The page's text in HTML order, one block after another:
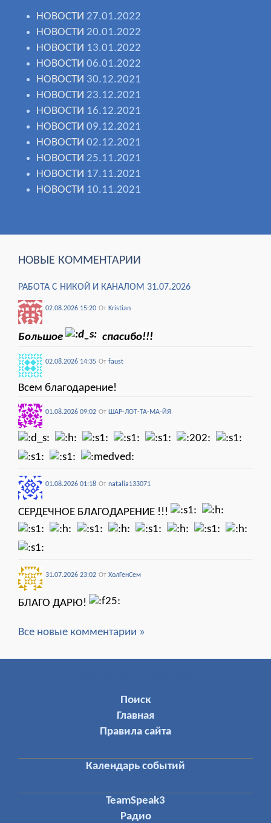
НОВОСТИ 27.01.2022
НОВОСТИ 20.01.2022
НОВОСТИ 13.01.2022
НОВОСТИ 06.01.2022
НОВОСТИ 30.12.2021
НОВОСТИ 23.12.2021
НОВОСТИ 16.12.2021
НОВОСТИ 09.12.2021
НОВОСТИ 02.12.2021
НОВОСТИ 25.11.2021
НОВОСТИ 17.11.2021
НОВОСТИ 10.11.2021
НОВЫЕ КОММЕНТАРИИ
РАБОТА С НИКОЙ И КАНАЛОМ 31.07.2026
02.08.2026 15:20 От Kristian
Большое спасибо!!!
02.08.2026 14:35 От faust
Всем благодарение!
01.08.2026 09:02 От ШАР-ЛОТ-ТА-МА-ЙЯ
01.08.2026 01:18 От natalia133071
СЕРДЕЧНОЕ БЛАГОДАРЕНИЕ !!!
31.07.2026 23:02 От ХолГенСем
БЛАГО ДАРЮ!
Все новые комментарии »
Поиск
Главная
Правила сайта
Календарь событий
TeamSpeak3
Радио